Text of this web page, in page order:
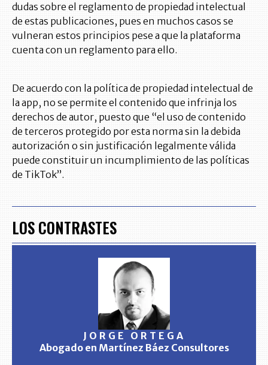
dudas sobre el reglamento de propiedad intelectual
de estas publicaciones, pues en muchos casos se
vulneran estos principios pese a que la plataforma
cuenta con un reglamento para ello.
De acuerdo con la política de propiedad intelectual de
la app, no se permite el contenido que infrinja los
derechos de autor, puesto que “el uso de contenido
de terceros protegido por esta norma sin la debida
autorización o sin justificación legalmente válida
puede constituir un incumplimiento de las políticas
de TikTok”.
LOS CONTRASTES
JORGE ORTEGA
Abogado en Martínez Báez Consultores